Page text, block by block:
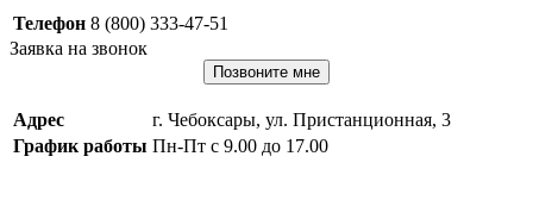
Телефон 8 (800) 333-47-51
Заявка на звонок
Позвоните мне
Адрес
г. Чебоксары, ул. Пристанционная, 3
График работы Пн-Пт с 9.00 до 17.00